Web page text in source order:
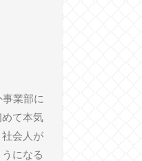
業部に
て本気
会人が
になる